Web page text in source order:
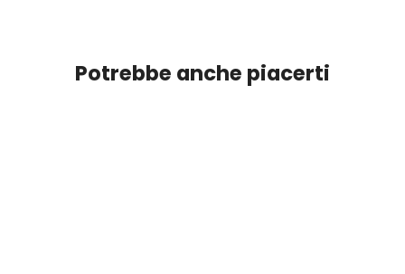
Potrebbe anche piacerti